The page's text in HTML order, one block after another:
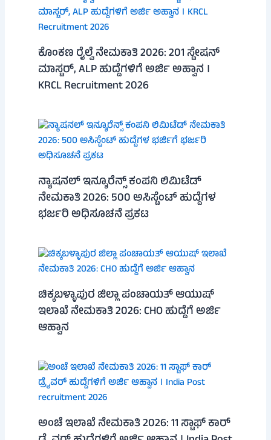
ಕೊಂಕಣ ರೈಲ್ವೆ ನೇಮಕಾತಿ 2026: 201 ಸ್ಟೇಷನ್
ಮಾಸ್ಟರ್, ALP ಹುದ್ದೆಗಳಿಗೆ ಅರ್ಜಿ ಅಹ್ವಾನ ।
KRCL Recruitment 2026
ನ್ಯಾಷನಲ್ ಇನ್ಶೂರೆನ್ಸ್ ಕಂಪನಿ ಲಿಮಿಟೆಡ್
ನೇಮಕಾತಿ 2026: 500 ಅಸಿಸ್ಟೆಂಟ್ ಹುದ್ದೆಗಳ
ಭರ್ಜರಿ ಅಧಿಸೂಚನೆ ಪ್ರಕಟ
ಚಿಕ್ಕಬಳ್ಳಾಪುರ ಜಿಲ್ಲಾ ಪಂಚಾಯತ್ ಆಯುಷ್
ಇಲಾಖೆ ನೇಮಕಾತಿ 2026: CHO ಹುದ್ದೆಗೆ ಅರ್ಜಿ
ಆಹ್ವಾನ
ಅಂಚೆ ಇಲಾಖೆ ನೇಮಕಾತಿ 2026: 11 ಸ್ಟಾಫ್ ಕಾರ್